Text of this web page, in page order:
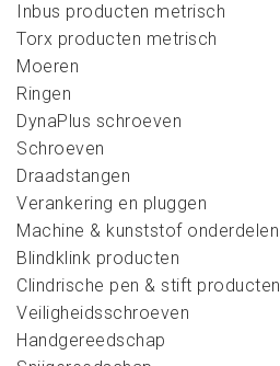
Inbus producten metrisch
Torx producten metrisch
Moeren
Ringen
DynaPlus schroeven
Schroeven
Draadstangen
Verankering en pluggen
Machine & kunststof onderdelen
Blindklink producten
Clindrische pen & stift producten
Veiligheidsschroeven
Handgereedschap